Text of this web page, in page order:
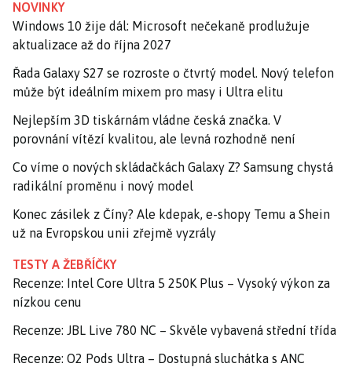
NOVINKY
Windows 10 žije dál: Microsoft nečekaně prodlužuje
aktualizace až do října 2027
Řada Galaxy S27 se rozroste o čtvrtý model. Nový telefon
může být ideálním mixem pro masy i Ultra elitu
Nejlepším 3D tiskárnám vládne česká značka. V
porovnání vítězí kvalitou, ale levná rozhodně není
Co víme o nových skládačkách Galaxy Z? Samsung chystá
radikální proměnu i nový model
Konec zásilek z Číny? Ale kdepak, e-shopy Temu a Shein
už na Evropskou unii zřejmě vyzrály
TESTY A ŽEBŘÍČKY
Recenze: Intel Core Ultra 5 250K Plus – Vysoký výkon za
nízkou cenu
Recenze: JBL Live 780 NC – Skvěle vybavená střední třída
Recenze: O2 Pods Ultra – Dostupná sluchátka s ANC